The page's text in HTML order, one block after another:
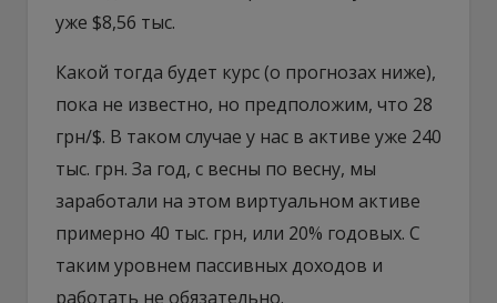
уже $8,56 тыс.
Какой тогда будет курс (о прогнозах ниже),
пока не известно, но предположим, что 28
грн/$. В таком случае у нас в активе уже 240
тыс. грн. За год, с весны по весну, мы
заработали на этом виртуальном активе
примерно 40 тыс. грн, или 20% годовых. С
таким уровнем пассивных доходов и
работать не обязательно.